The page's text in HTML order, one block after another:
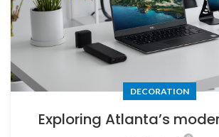
DECORATION
Exploring Atlanta’s